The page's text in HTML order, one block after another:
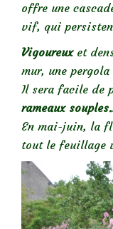
offre une
vif, qui
Vigoureuxet
mur, une
Il sera facile de
rameaux
En mai-juin, la
tout le feuillage